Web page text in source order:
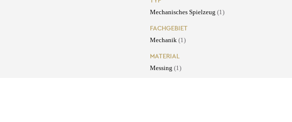
Mechanisches Spielzeug (1)
FACHGEBIET
Mechanik (1)
MATERIAL
Messing (1)